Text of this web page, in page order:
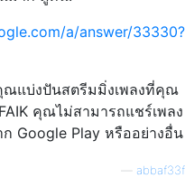
a/answer/33330?
ณแบ่งปันสตรีมมิ่งเพลงที่คุณ
คุณไม่สามารถแชร์เพลง
Google Play หรืออย่างอื่น
abbaf33f